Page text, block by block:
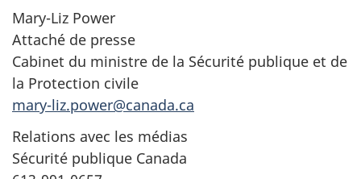
Mary-Liz Power
Attaché de presse
Cabinet du ministre de la Sécurité publique et de
la Protection civile
mary-liz.power@canada.ca
Relations avec les médias
Sécurité publique Canada